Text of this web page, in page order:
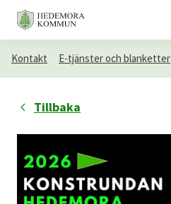
Kontakt E-tjänster och blanketter
Tillbaka